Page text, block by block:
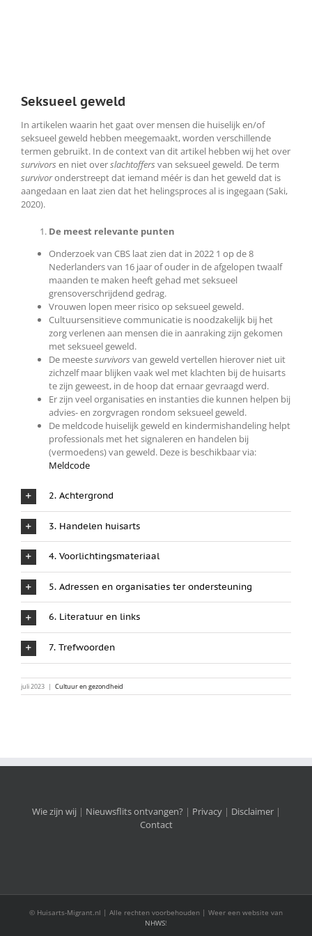
Seksueel geweld
In artikelen waarin het gaat over mensen die huiselijk en/of
seksueel geweld hebben meegemaakt, worden verschillende
termen gebruikt. In de context van dit artikel hebben wij het over
survivors en niet overslachtoffers van seksueel geweld. De term
survivoronderstreept dat iemand méér is dan het geweld dat is
aangedaan en laat zien dat het helingsproces al is ingegaan (Saki,
2020).
De meest relevante punten
Onderzoek van CBS laat zien dat in 2022 1 op de 8
Nederlanders van 16 jaar of ouder in de afgelopen twaalf
maanden te maken heeft gehad met seksueel
grensoverschrijdend gedrag.
Vrouwen lopen meer risico op seksueel geweld.
Cultuursensitieve communicatie is noodzakelijk bij het
zorg verlenen aan mensen die in aanraking zijn gekomen
met seksueel geweld.
De meestesurvivors van geweld vertellen hierover niet uit
zichzelf maar blijken vaak wel met klachten bij de huisarts
te zijn geweest, in de hoop dat ernaar gevraagd werd.
Er zijn veel organisaties en instanties die kunnen helpen bij
advies- en zorgvragen rondom seksueel geweld.
De meldcode huiselijk geweld en kindermishandeling helpt
professionals met het signaleren en handelen bij
(vermoedens) van geweld. Deze is beschikbaar via:
Meldcode
2. Achtergrond
3. Handelen huisarts
4. Voorlichtingsmateriaal
5. Adressen en organisaties ter ondersteuning
6. Literatuur en links
7. Trefwoorden
juli 2023 | Cultuur en gezondheid
Wie zijn wij | Nieuwsflits ontvangen? | Privacy| Disclaimer|
Contact
© Huisarts-Migrant.nl | Alle rechten voorbehouden | Weer een website van
NHWS!